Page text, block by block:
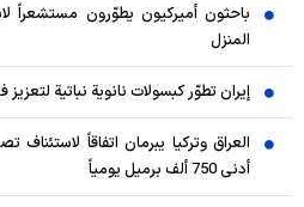
باحثون أميركيون يطوّرون مستشعراً
المنزل
إيران تطوّر كبسولات نانوية نباتية لتعزيز
العراق وتركيا يبرمان اتفاقاً
أدنى 750 ألف برميل يومياً